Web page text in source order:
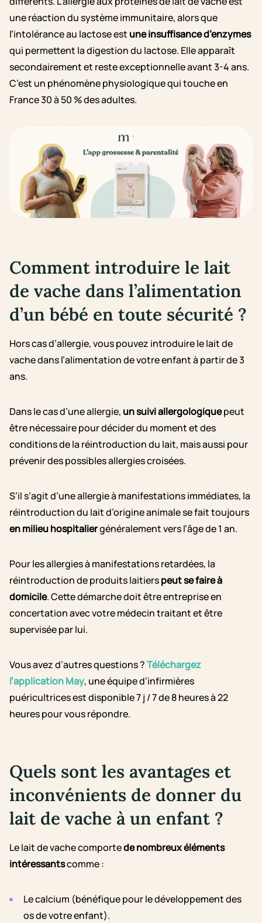
une réaction du système immunitaire, alors que
l’intolérance au lactose est une insuffisance d’enzymes
qui permettent la digestion du lactose. Elle apparaît
secondairement et reste exceptionnelle avant 3-4 ans.
C’est un phénomène physiologique qui touche en
France 30 à 50 % des adultes.
Comment introduire le lait
de vache dans l’alimentation
d’un bébé en toute sécurité ?
Hors cas d’allergie, vous pouvez introduire le lait de
vache dans l’alimentation de votre enfant à partir de 3
ans.
Dans le cas d’une allergie, un suivi allergologiquepeut
être nécessaire pour décider du moment et des
conditions de la réintroduction du lait, mais aussi pour
prévenir des possibles allergies croisées.
S’il s’agit d’une allergie à manifestations immédiates, la
réintroduction du lait d’origine animale se fait toujours
en milieu hospitaliergénéralement vers l’âge de 1 an.
Pour les allergies à manifestations retardées, la
réintroduction de produits laitierspeut se faire à
domicile. Cette démarche doit être entreprise en
concertation avec votre médecin traitant et être
supervisée par lui.
Vous avez d’autres questions ?Téléchargez
l’application May, une équipe d’infirmières
puéricultrices est disponible 7 j / 7 de 8 heures à 22
heures pour vous répondre.
Quels sont les avantages et
inconvénients de donner du
lait de vache à un enfant ?
Le lait de vache comportede nombreux éléments
intéressantscomme :
Le calcium (bénéfique pour le développement des
os de votre enfant).